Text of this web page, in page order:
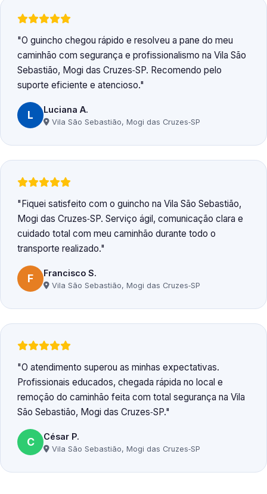
O guincho chegou rápido e resolveu a pane do meu
caminhão com segurança e profissionalismo na Vila São
Sebastião, Mogi das Cruzes‑SP. Recomendo pelo
suporte eficiente e atencioso.
L Luciana A.
Vila São Sebastião, Mogi das Cruzes‑SP
Fiquei satisfeito com o guincho na Vila São Sebastião,
Mogi das Cruzes‑SP. Serviço ágil, comunicação clara e
cuidado total com meu caminhão durante todo o
transporte realizado.
F Francisco S.
Vila São Sebastião, Mogi das Cruzes‑SP
O atendimento superou as minhas expectativas.
Profissionais educados, chegada rápida no local e
remoção do caminhão feita com total segurança na Vila
São Sebastião, Mogi das Cruzes‑SP.
C César P.
Vila São Sebastião, Mogi das Cruzes‑SP